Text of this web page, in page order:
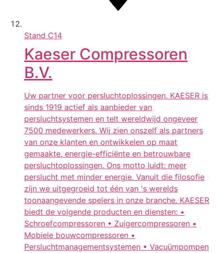
Stand C14
Kaeser Compressoren
B.V.
Uw partner voor persluchtoplossingen. KAESER is
sinds 1919 actief als aanbieder van
persluchtsystemen en telt wereldwijd ongeveer
7500 medewerkers. Wij zien onszelf als partners
van onze klanten en ontwikkelen op maat
gemaakte, energie-efficiënte en betrouwbare
persluchtoplossingen. Ons motto luidt: meer
perslucht met minder energie. Vanuit die filosofie
zijn we uitgegroeid tot één van 's werelds
toonaangevende spelers in onze branche. KAESER
biedt de volgende producten en diensten: •
Schroefcompressoren • Zuigercompressoren •
Mobiele bouwcompressoren •
Persluchtmanagementsystemen • Vacuümpompen